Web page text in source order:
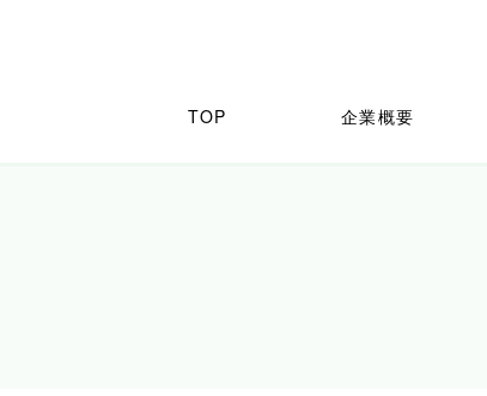
TOP 企業概要